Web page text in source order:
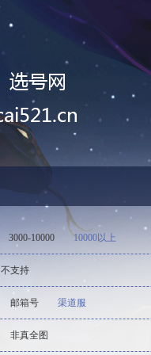
3000-10000 10000以上
不支持
邮箱号 渠道服
非真全图